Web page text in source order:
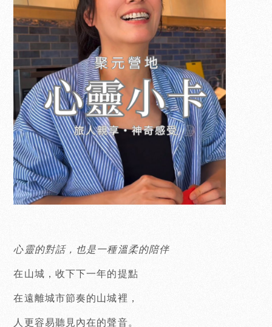
心靈的對話，也是一種溫柔的陪伴
在山城，收下下一年的提點
在遠離城市節奏的山城裡，
人更容易聽見內在的聲音。